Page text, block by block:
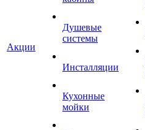
Акции
Душевые
системы
Инсталляции
Кухонные
мойки